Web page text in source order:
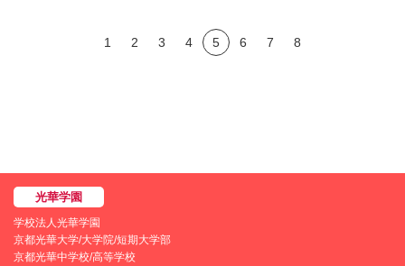
1 2 3 4 5 6 7 8
学校法人光華学園
京都光華大学/大学院/短期大学部
京都光華中学校/高等学校